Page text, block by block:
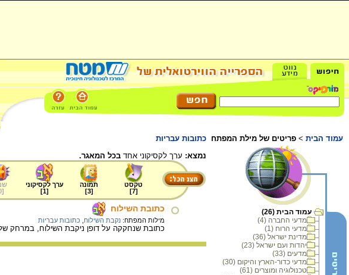
עמוד הבית > פריטים של מילת המפתח כתובות עבריות
עמוד הבית (26)
מדעי החברה (4)
מדעי הרוח (1)
מדינת ישראל (36)
יהדות ועם ישראל (23)
מדעים (33)
מדעי כדור-הארץ והיקום (30)
טכנולוגיה ומוצרים (61)
נמצא: ערך לקסיקוני אחד בכל המאגר.
טקסט
[
7
]
תמונה
[
3
]
ערך לקסיקוני
[
1
]
[
כתובת השילוח
מילות המפתח: נקבת השילוח כתובות עבריות
כתובת שנחקקה על דופן ניקבת השילוח, במרחק של כ-6 מ' ממוצא הניקבה אל בריכת